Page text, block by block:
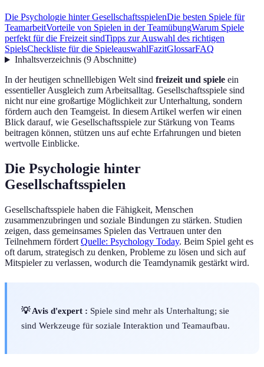
Die Psychologie hinter GesellschaftsspielenDie besten Spiele für
TeamarbeitVorteile von Spielen in der TeamübungWarum Spiele
perfekt für die Freizeit sindTipps zur Auswahl des richtigen
SpielsCheckliste für die SpieleauswahlFazitGlossarFAQ
Inhaltsverzeichnis(9Abschnitte)
In der heutigen schnelllebigen Welt sind freizeit und spiele ein
essentieller Ausgleich zum Arbeitsalltag. Gesellschaftsspiele sind
nicht nur eine großartige Möglichkeit zur Unterhaltung, sondern
fördern auch den Teamgeist. In diesem Artikel werfen wir einen
Blick darauf, wie Gesellschaftsspiele zur Stärkung von Teams
beitragen können, stützen uns auf echte Erfahrungen und bieten
wertvolle Einblicke.
Die Psychologie hinter
Gesellschaftsspielen
Gesellschaftsspiele haben die Fähigkeit, Menschen
zusammenzubringen und soziale Bindungen zu stärken. Studien
zeigen, dass gemeinsames Spielen das Vertrauen unter den
Teilnehmern fördert Quelle: Psychology Today. Beim Spiel geht es
oft darum, strategisch zu denken, Probleme zu lösen und sich auf
Mitspieler zu verlassen, wodurch die Teamdynamik gestärkt wird.
💡 Avis d'expert : Spiele sind mehr als Unterhaltung; sie
sind Werkzeuge für soziale Interaktion und Teamaufbau.